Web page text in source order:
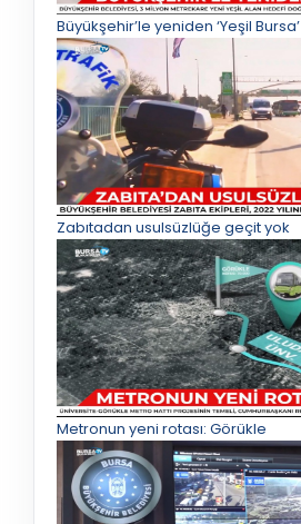
Büyükşehir’le yeniden ‘Yeşil Bursa’
Zabıtadan usulsüzlüğe geçit yok
Metronun yeni rotası: Görükle